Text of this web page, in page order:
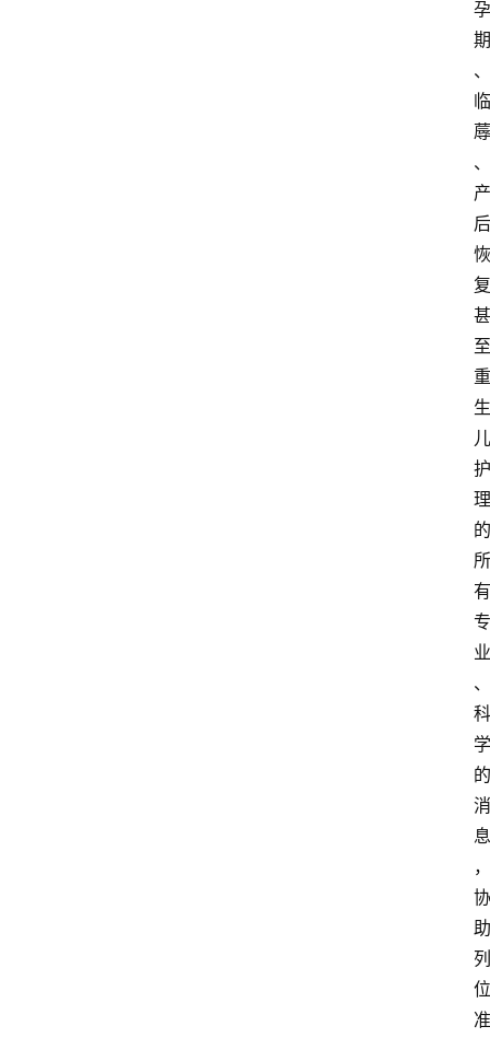
孕
期
、
临
蓐
、
产
后
恢
复
甚
至
重
生
儿
护
理
的
所
有
专
业
、
科
学
的
消
息
，
协
助
列
位
准